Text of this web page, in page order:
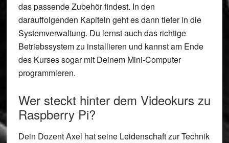
das passende Zubehör findest. In den
darauffolgenden Kapiteln geht es dann tiefer in die
Systemverwaltung. Du lernst auch das richtige
Betriebssystem zu installieren und kannst am Ende
des Kurses sogar mit Deinem Mini-Computer
programmieren.
Wer steckt hinter dem Videokurs zu
Raspberry Pi?
Dein Dozent Axel hat seine Leidenschaft zur Technik